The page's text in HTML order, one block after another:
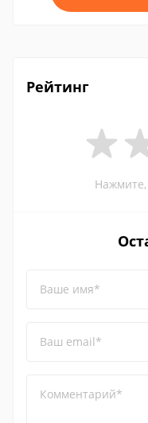
Рейтинг
Ваше имя*
Ваш email*
Комментарий*